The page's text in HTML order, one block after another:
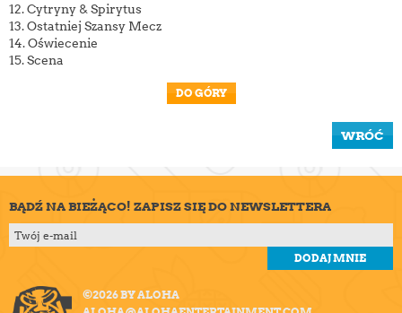
12. Cytryny & Spirytus
13. Ostatniej Szansy Mecz
14. Oświecenie
15. Scena
DO GÓRY
WRÓĆ
BĄDŹ NA BIEŻĄCO! ZAPISZ SIĘ DO NEWSLETTERA
©2026 BY ALOHA